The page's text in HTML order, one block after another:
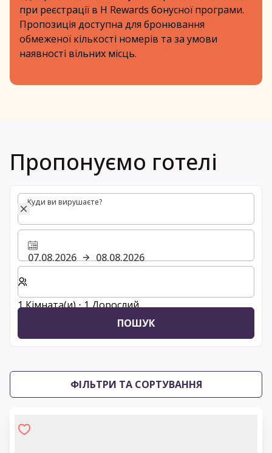
при реєстрації в H Rewards бонусної програми.
Пропозиція доступна для бронювання
обмеженої кількості номерів та за умови
наявності вільних місць.
Пропонуємо готелі
Куди ви вирушаєте?
Куди ви вирушаєте?
07.08.2026
08.08.2026
Виберіть кількість кімнат та гостей для вашого
1 Кімната(и) ⋅ 1 Дорослий
ПОШУК
ФІЛЬТРИ ТА СОРТУВАННЯ